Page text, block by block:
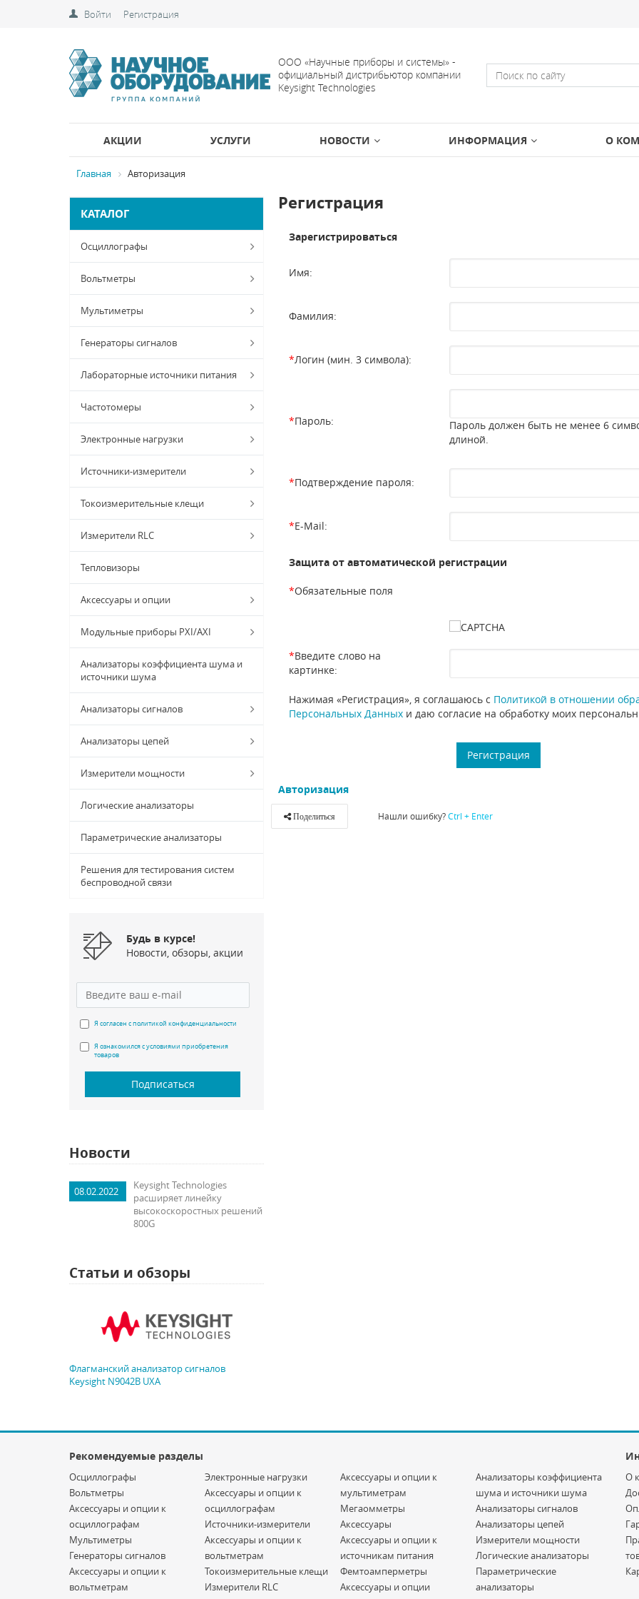
Войти Регистрация
ООО «Научные приборы и системы» -
официальный дистрибьютор компании
Keysight Technologies
АКЦИИ УСЛУГИ НОВОСТИ ИНФОРМАЦИЯ О
Главная Авторизация
КАТАЛОГ
Осциллографы
Вольтметры
Мультиметры
Генераторы сигналов
Лабораторные источники питания
Частотомеры
Электронные нагрузки
Источники-измерители
Токоизмерительные клещи
Измерители RLC
Тепловизоры
Аксессуары и опции
Модульные приборы PXI/AXI
Анализаторы коэффициента шума и
источники шума
Анализаторы сигналов
Анализаторы цепей
Измерители мощности
Логические анализаторы
Параметрические анализаторы
Решения для тестирования систем
беспроводной связи
Будь в курсе!
Новости, обзоры, акции
Я согласен с политикой конфиденциальности
Я ознакомился с условиями приобретения
товаров
Подписаться
Новости
08.02.2022
Keysight Technologies
расширяет линейку
высокоскоростных решений
800G
Статьи и обзоры
Флагманский анализатор сигналов
Keysight N9042B UXA
Регистрация
Зарегистрироваться
Имя:
Фамилия:
*Логин (мин. 3 символа):
*Пароль:
Пароль должен быть не менее 6
длиной.
*Подтверждение пароля:
*E-Mail:
Защита от автоматической регистрации
*Обязательные поля
*Введите слово на
картинке:
Нажимая «Регистрация», я соглашаюсь с Политикой в отношении
Персональных Данных и даю согласие на обработку моих
Авторизация
Поделиться Нашли ошибку?Ctrl + Enter
Рекомендуемые разделы
Осциллографы
Вольтметры
Аксессуары и опции к
осциллографам
Мультиметры
Генераторы сигналов
Аксессуары и опции к
вольтметрам
Электронные нагрузки
Аксессуары и опции к
осциллографам
Источники-измерители
Аксессуары и опции к
вольтметрам
Токоизмерительные клещи
Измерители RLC
Аксессуары и опции к
мультиметрам
Мегаомметры
Аксессуары
Аксессуары и опции к
источникам питания
Фемтоамперметры
Аксессуары и опции
Анализаторы коэффициента
шума и источники шума
Анализаторы сигналов
Анализаторы цепей
Измерители мощности
Логические анализаторы
Параметрические
анализаторы
О